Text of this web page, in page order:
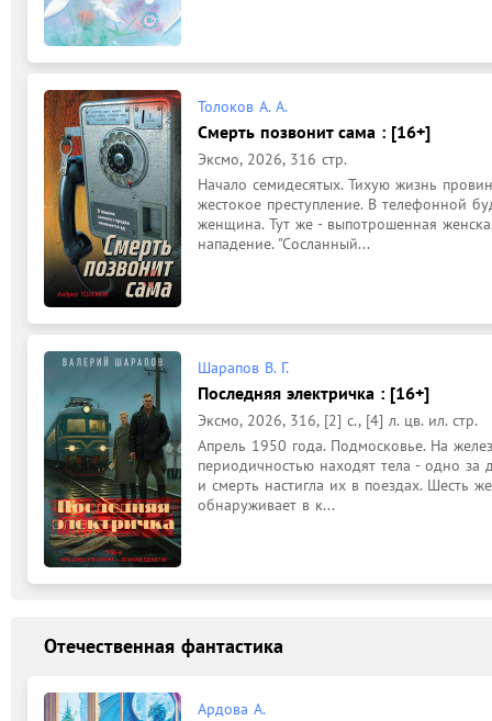
Толоков А. А.
Смерть позвонит сама : [16+]
Эксмо, 2026, 316 стр.
Начало семидесятых. Тихую жизнь
жестокое преступление. В телефонной
женщина. Тут же - выпотрошенная
нападение. "Сосланный...
Шарапов В. Г.
Последняя электричка : [16+]
Эксмо, 2026, 316, [2] с., [4] л. цв. ил. стр.
Апрель 1950 года. Подмосковье. На
периодичностью находят тела - одно за
и смерть настигла их в поездах. Шесть
обнаруживает в к...
Отечественная фантастика
Ардова А.